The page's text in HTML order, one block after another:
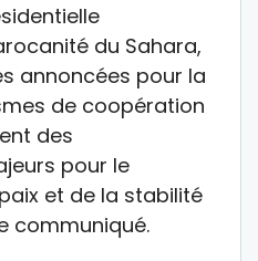
du Sahara,
annoncées pour la
de coopération
des
pour le
et de la stabilité
communiqué.